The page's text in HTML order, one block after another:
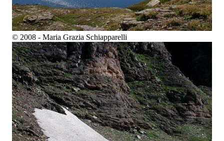
© 2008 - Maria Grazia Schiapparelli